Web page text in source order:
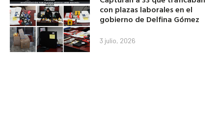
con plazas laborales en el
gobierno de Delfina Gómez
3 julio, 2026